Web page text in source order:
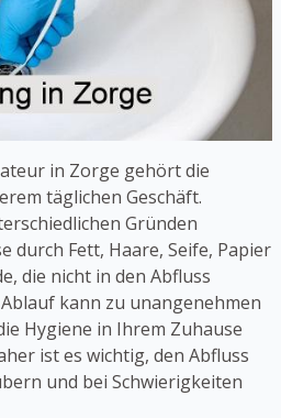
in Zorge gehört die
täglichen Geschäft.
Gründen
durch Fett, Haare, Seife, Papier
die nicht in den Abfluss
kann zu unangenehmen
Hygiene in Ihrem Zuhause
ist es wichtig, den Abfluss
und bei Schwierigkeiten